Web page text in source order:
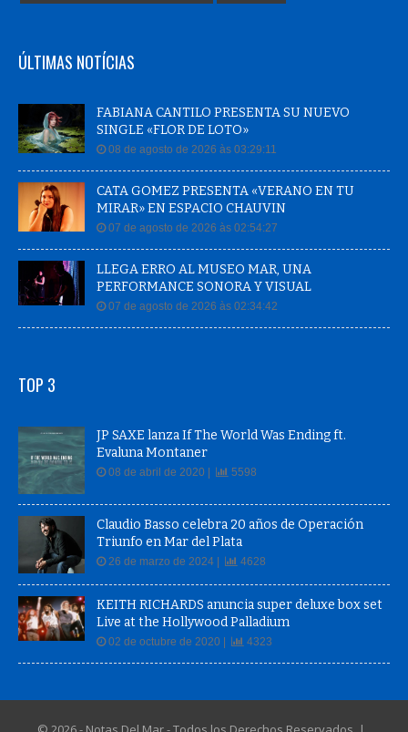
ÚLTIMAS NOTÍCIAS
FABIANA CANTILO PRESENTA SU NUEVO
SINGLE «FLOR DE LOTO»
08 de agosto de 2026 às 03:29:11
CATA GOMEZ PRESENTA «VERANO EN TU
MIRAR» EN ESPACIO CHAUVIN
07 de agosto de 2026 às 02:54:27
LLEGA ERRO AL MUSEO MAR, UNA
PERFORMANCE SONORA Y VISUAL
07 de agosto de 2026 às 02:34:42
TOP 3
JP SAXE lanza If The World Was Ending ft.
Evaluna Montaner
08 de abril de 2020 | 5598
Claudio Basso celebra 20 años de Operación
Triunfo en Mar del Plata
26 de marzo de 2024 | 4628
KEITH RICHARDS anuncia super deluxe box set
Live at the Hollywood Palladium
02 de octubre de 2020 | 4323